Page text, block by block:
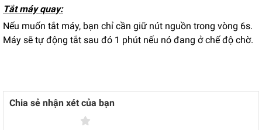
Tắt máy quay:
Nếu muốn tắt máy, bạn chỉ cần giữ nút nguồn trong vòng 6s.
Máy sẽ tự động tắt sau đó 1 phút nếu nó đang ở chế độ chờ.
Chia sẻ nhận xét của bạn